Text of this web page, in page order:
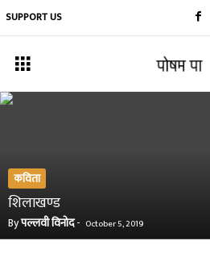
SUPPORT US
कविता
शिलाखण्ड
Byपल्लवी विनोद- October 5, 2019